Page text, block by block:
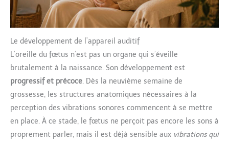
Le développement de l’appareil auditif
L’oreille du fœtus n’est pas un organe qui s’éveille
brutalement à la naissance. Son développement est
progressif et précoce. Dès la neuvième semaine de
grossesse, les structures anatomiques nécessaires à la
perception des vibrations sonores commencent à se mettre
en place. À ce stade, le fœtus ne perçoit pas encore les sons à
proprement parler, mais il est déjà sensible aux vibrations qui